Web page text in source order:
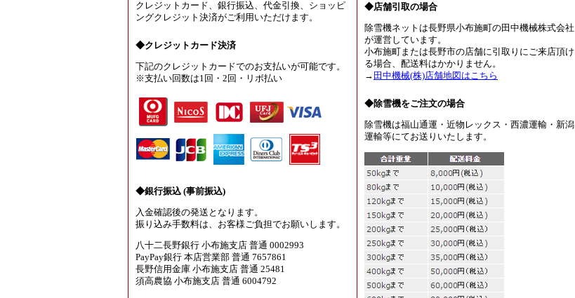
クレジットカード、銀行振込、代金引換、ショッピ
ングクレジット決済がご利用いただけます。
◆クレジットカード決済
下記のクレジットカードでのお支払いが可能です。
※支払い回数は1回・2回・リボ払い
◆銀行振込 (事前振込)
入金確認後の発送となります。
振り込み手数料は、お客様ご負担でお願いします。
八十二長野銀行 小布施支店 普通 0002993
PayPay銀行 本店営業部 普通 7657861
長野信用金庫 小布施支店 普通 25481
須高農協 小布施支店 普通 6004792
◆店舗引取の場合
除雪機ネットは長野県小布施町の田中機械株式会社
が運営しています。
小布施町または長野市の店舗に引取りにご来店頂け
る場合、配送料はかかりません。
→ 田中機械(株)店舗地図はこちら
◆除雪機をご注文の場合
除雪機は福山通運・近物レックス・西濃運輸・新潟
運輸等にてお送りいたします。